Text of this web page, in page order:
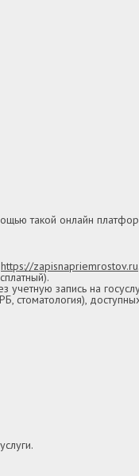
такой онлайн
https://zapisnapriemrostov.ru
запись на
стоматология),